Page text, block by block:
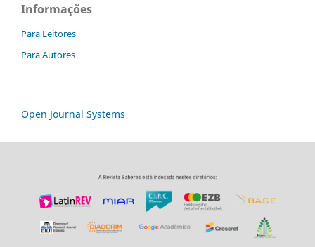
Informações
Para Leitores
Para Autores
Open Journal Systems